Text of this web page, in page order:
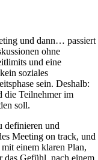
und dann… passiert
ohne
und eine
soziales
sein. Deshalb:
die Teilnehmer im
soll.
definieren und
Meeting on track, und
einem klaren Plan,
das Gefühl, nach einem